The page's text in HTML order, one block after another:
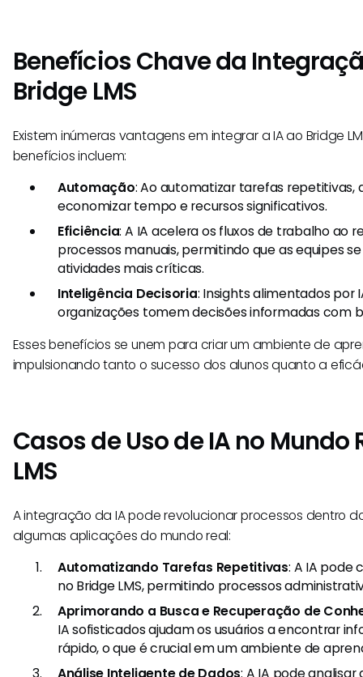
Benefícios Chave da
Bridge LMS
Existem inúmeras vantagens em integrar a IA ao Bridge
benefícios incluem:
Automação: Ao automatizar tarefas repetitivas,
economizar tempo e recursos significativos.
Eficiência: A IA acelera os fluxos de trabalho ao
processos manuais, permitindo que as equipes
atividades mais críticas.
Inteligência Decisoria: Insights alimentados por
organizações tomem decisões informadas com
Esses benefícios se unem para criar um ambiente de
impulsionando tanto o sucesso dos alunos quanto a
Casos de Uso de IA no Mundo
LMS
A integração da IA pode revolucionar processos dentro
algumas aplicações do mundo real:
Automatizando Tarefas Repetitivas: A IA pode
no Bridge LMS, permitindo processos
Aprimorando a Busca e Recuperação de
IA sofisticados ajudam os usuários a encontrar
rápido, o que é crucial em um ambiente de